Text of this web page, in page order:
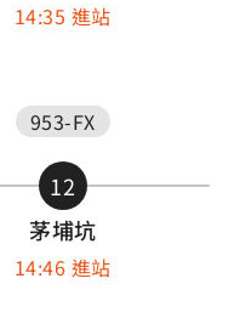
14:35 進站
953-FX
12
茅埔坑
14:46 進站